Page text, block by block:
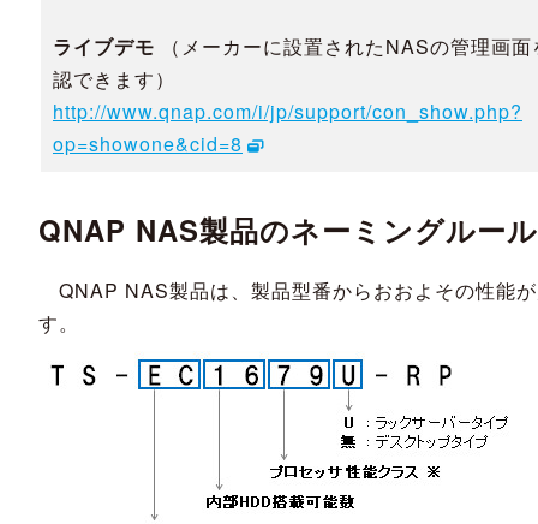
ライブデモ （メーカーに設置されたNASの管理画
認できます）
http://www.qnap.com/i/jp/support/con_show.php?
op=showone&cid=8
QNAP NAS製品のネーミングルール
QNAP NAS製品は、製品型番からおおよその性能
す。